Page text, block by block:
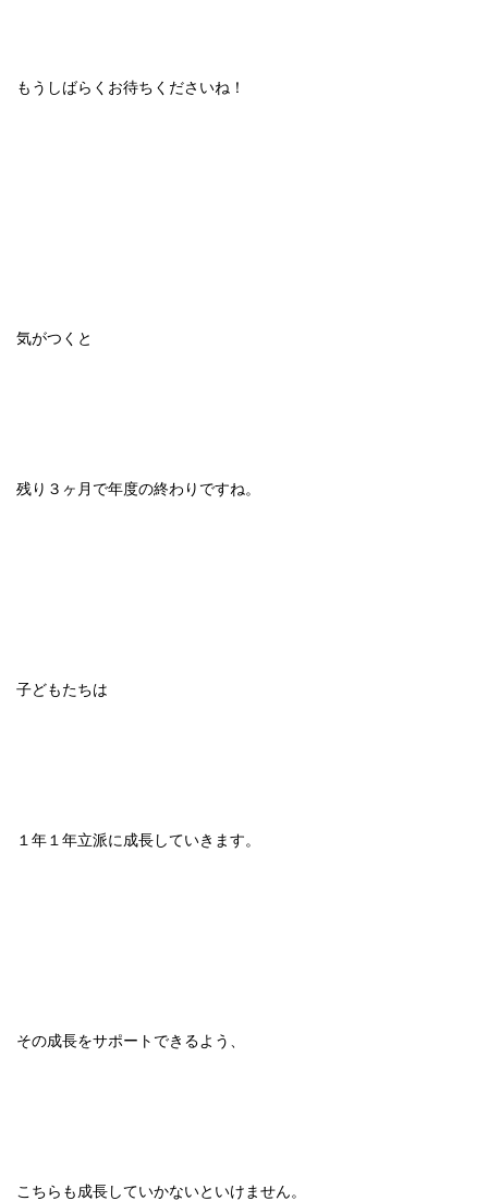
もうしばらくお待ちくださいね！
気がつくと
残り３ヶ月で年度の終わりですね。
子どもたちは
１年１年立派に成長していきます。
その成長をサポートできるよう、
こちらも成長していかないといけません。